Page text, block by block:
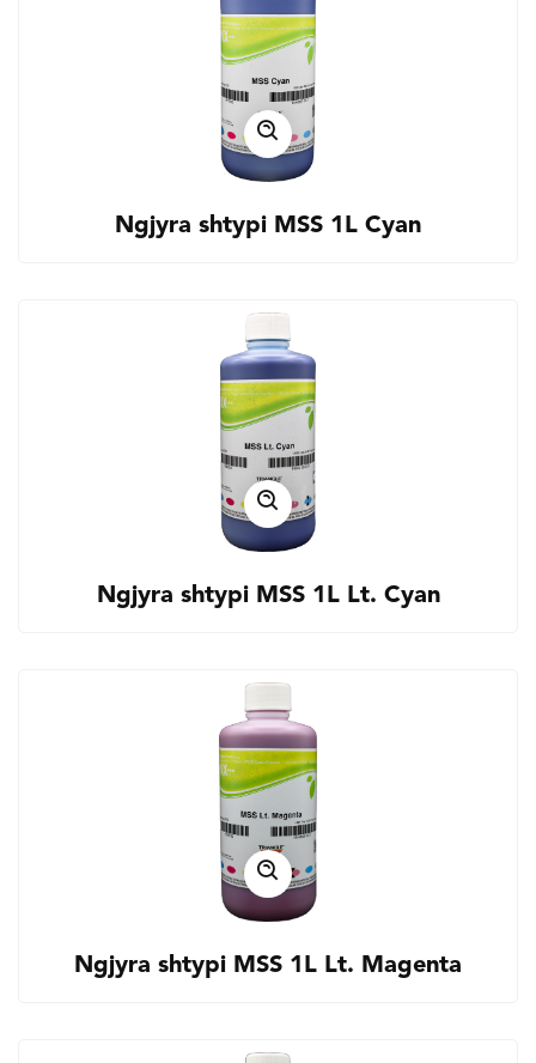
Ngjyra shtypi MSS 1L Cyan
Ngjyra shtypi MSS 1L Lt. Cyan
Ngjyra shtypi MSS 1L Lt. Magenta